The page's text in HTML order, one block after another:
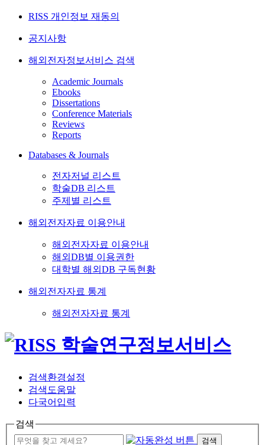
RISS 개인정보 재동의
공지사항
해외전자정보서비스 검색
Academic Journals
Ebooks
Dissertations
Conference Materials
Reviews
Reports
Databases & Journals
전자저널 리스트
학술DB 리스트
주제별 리스트
해외전자자료 이용안내
해외전자자료 이용안내
해외DB별 이용권한
대학별 해외DB 구독현황
해외전자자료 통계
해외전자자료 통계
검색환경설정
검색도움말
다국어입력
검색
검색